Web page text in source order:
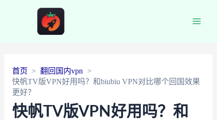
首页
翻回国内vpn
快帆TV版VPN好用吗？和biubiu VPN对比哪个回国效果
更好？
快帆TV版VPN好用吗？和